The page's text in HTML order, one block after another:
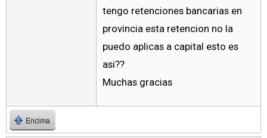
tengo retenciones bancarias en
provincia esta retencion no la
puedo aplicas a capital esto es
asi??
Muchas gracias
Encima